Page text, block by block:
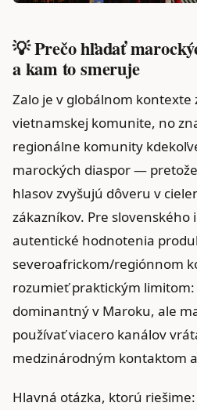
💡 Prečo hľadať
a kam to smeruje
Zalo je v globálnom
vietnamskej komunite, no
regionálne komunity
marockých diaspor —
hlasov zvyšujú dôveru v
zákazníkov. Pre
autentické hodnotenia
severoafrickom/regiónnom
rozumieť praktickým limitom:
dominantný v Maroku, ale
používať viacero kanálov
medzinárodným kontaktom
Hlavná otázka, ktorú